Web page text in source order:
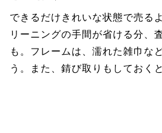
できるだけきれいな状態で売る
リーニングの手間が省ける分、
も。フレームは、濡れた雑巾な
う。また、錆び取りもしておく